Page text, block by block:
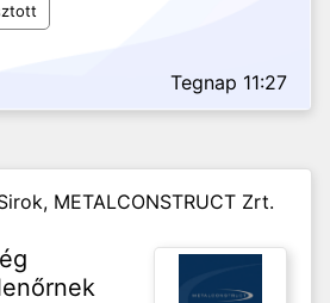
Tegnap 11:27
METALCONSTRUCT Zrt.